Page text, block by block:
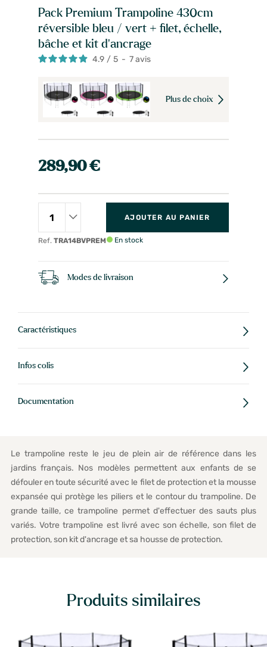
Pack Premium Trampoline 430cm
réversible bleu / vert + filet, échelle,
bâche et kit d'ancrage
4.9 / 5 - 7avis
Plus de choix
289,90 €
Ref. TRA14BVPREM
AJOUTER AU PANIER
En stock
Modes de livraison
Caractéristiques
Infos colis
Documentation
Le trampoline reste le jeu de plein air de référence dans les
jardins français. Nos modèles permettent aux enfants de se
défouler en toute sécurité avec le filet de protection et la mousse
expansée qui protège les piliers et le contour du trampoline. De
grande taille, ce trampoline permet d'effectuer des sauts plus
variés. Votre trampoline est livré avec son échelle, son filet de
protection, son kit d'ancrage et sa housse de protection.
Produits similaires